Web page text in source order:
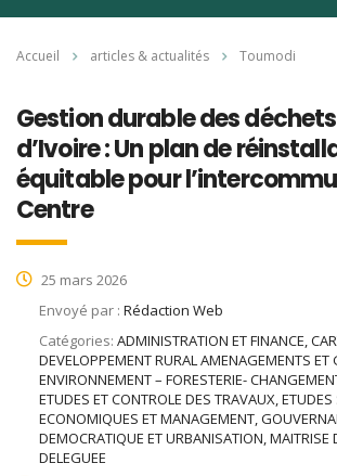
Accueil articles & actualités Toumodi
Gestion durable des
d’Ivoire : Un plan de
équitable pour
Centre
25 mars 2026
Envoyé par : Rédaction Web
Catégories: ADMINISTRATION ET FINANCE,
DEVELOPPEMENT RURAL AMENAGEMENTS ET
ENVIRONNEMENT – FORESTERIE-
ETUDES ET CONTROLE DES TRAVAUX, ETUDES
ECONOMIQUES ET MANAGEMENT,
DEMOCRATIQUE ET URBANISATION, MAITRISE
DELEGUEE